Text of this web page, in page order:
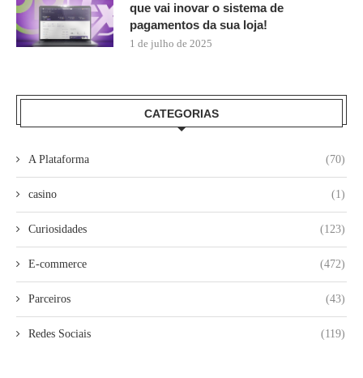
que vai inovar o sistema de
pagamentos da sua loja!
1 de julho de 2025
CATEGORIAS
A Plataforma (70)
casino (1)
Curiosidades (123)
E-commerce (472)
Parceiros (43)
Redes Sociais (119)